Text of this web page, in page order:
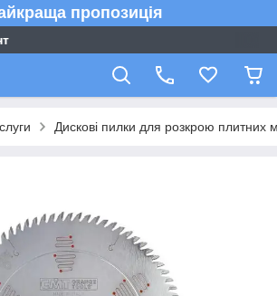
пропозиція
Дискові пилки для розкрою плитних